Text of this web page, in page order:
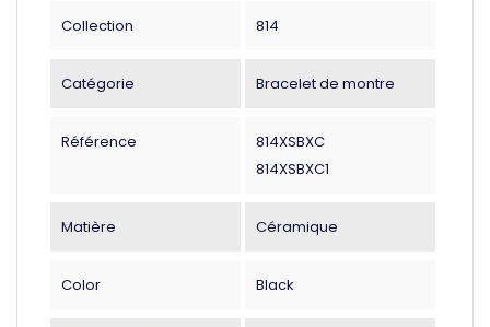
Collection 814
Catégorie Bracelet de montre
Référence
814XSBXC
814XSBXC1
Matière Céramique
Color Black